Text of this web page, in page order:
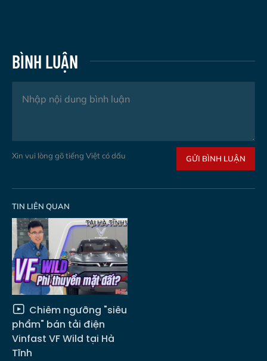
BÌNH LUẬN
Xin vui lòng gõ tiếng Việt có dấu GỬI BÌNH LUẬN
TIN LIÊN QUAN
Chiêm ngưỡng "siêu
phẩm" bán tải điện
Vinfast VF Wild tại Hà
Tĩnh